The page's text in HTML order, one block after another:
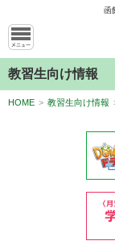
函
教習生向け情報
HOME > 教習生向け情報